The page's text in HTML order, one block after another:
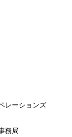
レーションズ
務局